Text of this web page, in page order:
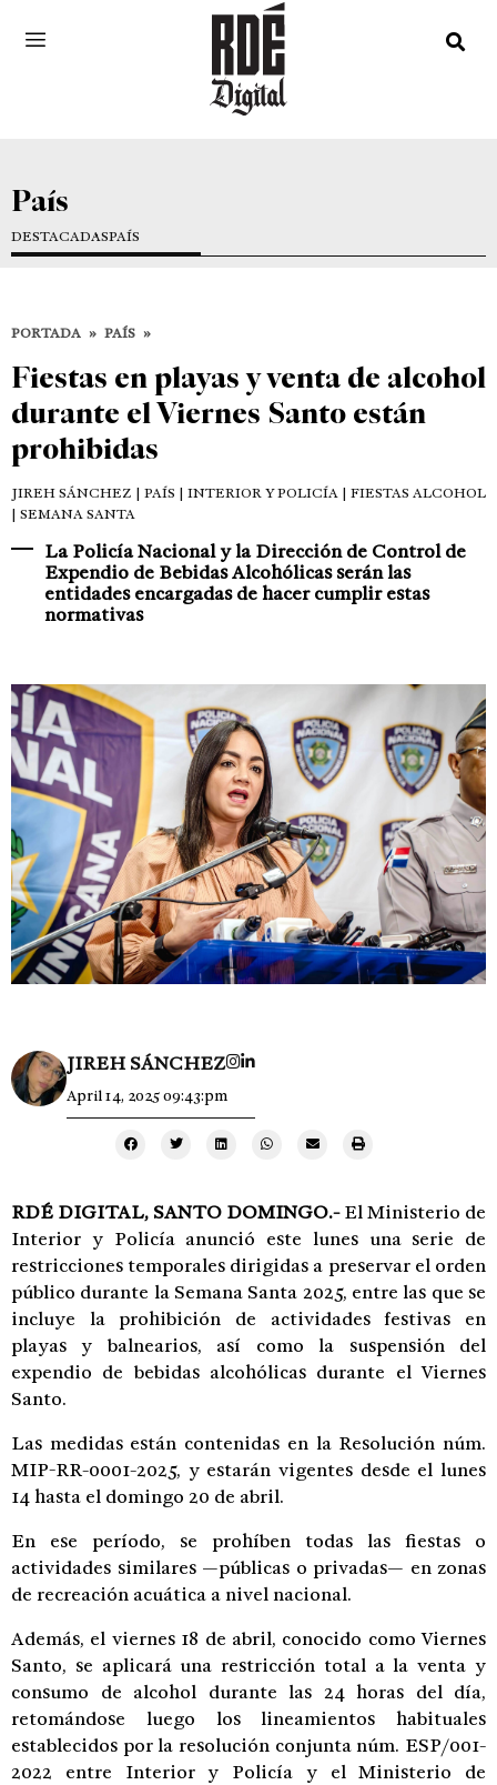
País
DESTACADASPAÍS
PORTADA » PAÍS »
Fiestas en playas y venta de alcohol
durante el Viernes Santo están
prohibidas
JIREH SÁNCHEZ | PAÍS | INTERIOR Y POLICÍA | FIESTAS ALCOHOL
| SEMANA SANTA
La Policía Nacional y la Dirección de Control de
Expendio de Bebidas Alcohólicas serán las
entidades encargadas de hacer cumplir estas
normativas
JIREH SÁNCHEZ
April 14, 2025 09:43:pm
RDÉ DIGITAL, SANTO DOMINGO.-El Ministerio de
Interior y Policía anunció este lunes una serie de
restricciones temporales dirigidas a preservar el orden
público durante la Semana Santa 2025, entre las que se
incluye la prohibición de actividades festivas en
playas y balnearios, así como la suspensión del
expendio de bebidas alcohólicas durante el Viernes
Santo.
Las medidas están contenidas en la Resolución núm.
MIP-RR-0001-2025, y estarán vigentes desde el lunes
14 hasta el domingo 20 de abril.
En ese período, se prohíben todas las fiestas o
actividades similares —públicas o privadas— en zonas
de recreación acuática a nivel nacional.
Además, el viernes 18 de abril, conocido como Viernes
Santo, se aplicará una restricción total a la venta y
consumo de alcohol durante las 24 horas del día,
retomándose luego los lineamientos habituales
establecidos por la resolución conjunta núm. ESP/001-
2022 entre Interior y Policía y el Ministerio de